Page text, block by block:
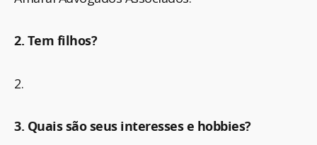
2. Tem filhos?
2.
3. Quais são seus interesses e hobbies?